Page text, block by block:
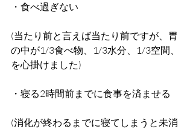
・食べ過ぎない
(当たり前と言えば当たり前ですが、胃
の中が1/3食べ物、1/3水分、1/3空間、
を心掛けました)
・寝る2時間前までに食事を済ませる
(消化が終わるまでに寝てしまうと未消